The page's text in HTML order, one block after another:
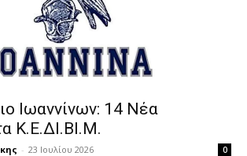
Ιωαννίνων: 14 Νέα
Κ.Ε.ΔΙ.ΒΙ.Μ.
- 23 Ιουλίου 2026 0